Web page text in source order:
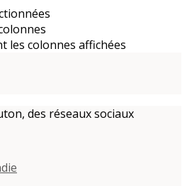
les colonnes affichées
des réseaux sociaux